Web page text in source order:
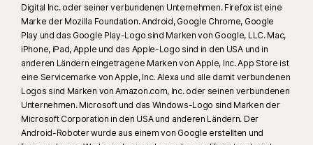
Digital Inc. oder seiner verbundenen Unternehmen. Firefox ist eine
Marke der Mozilla Foundation. Android, Google Chrome, Google
Play und das Google Play-Logo sind Marken von Google, LLC. Mac,
iPhone, iPad, Apple und das Apple-Logo sind in den USA und in
anderen Ländern eingetragene Marken von Apple, Inc. App Store ist
eine Servicemarke von Apple, Inc. Alexa und alle damit verbundenen
Logos sind Marken von Amazon.com, Inc. oder seinen verbundenen
Unternehmen. Microsoft und das Windows-Logo sind Marken der
Microsoft Corporation in den USA und anderen Ländern. Der
Android-Roboter wurde aus einem von Google erstellten und